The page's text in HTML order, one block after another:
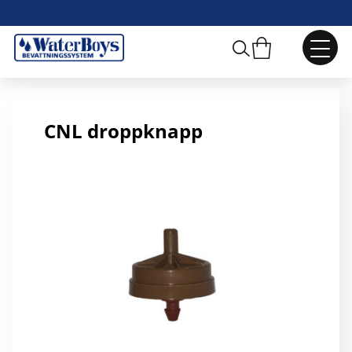
CNL droppknapp 2 l/h
CNL droppknapp